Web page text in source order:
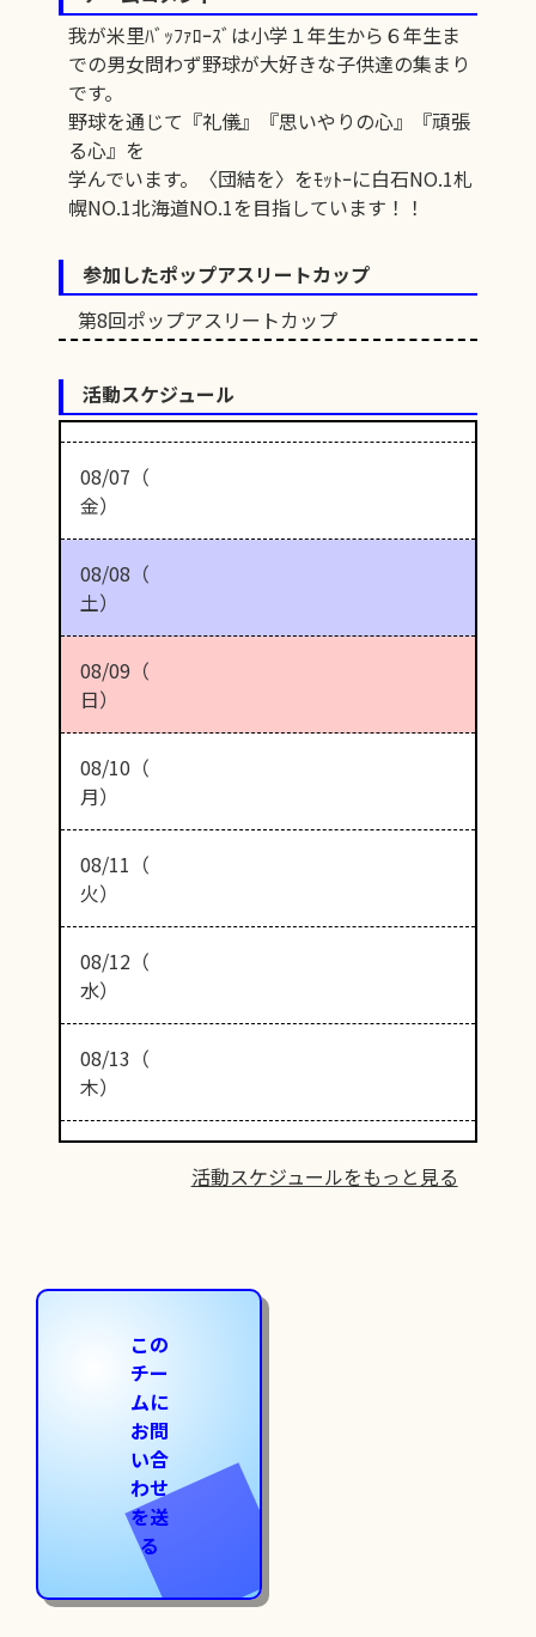
我が米里ﾊﾞｯﾌｧﾛｰｽﾞは小学１年生から６年生ま
での男女問わず野球が大好きな子供達の集まり
です。
野球を通じて『礼儀』『思いやりの心』『頑張
る心』を
学んでいます。〈団結を〉をﾓｯﾄｰに白石NO.1札
幌NO.1北海道NO.1を目指しています！！
参加したポップアスリートカップ
第8回ポップアスリートカップ
活動スケジュール
08/07（
金）
08/08（
土）
08/09（
日）
08/10（
月）
08/11（
火）
08/12（
水）
08/13（
木）
活動スケジュールをもっと見る
この
チー
ムに
お問
い合
わせ
を送
る